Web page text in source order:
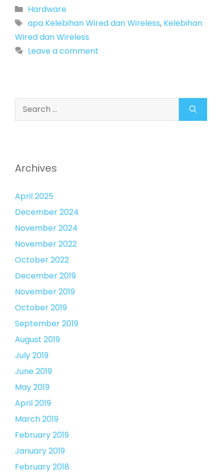
Categories
Hardware
Tags
apa Kelebihan Wired dan Wireless, Kelebihan
Wired dan Wireless
Leave a comment
for:
Archives
April 2025
December 2024
November 2024
November 2022
October 2022
December 2019
November 2019
October 2019
September 2019
August 2019
July 2019
June 2019
May 2019
April 2019
March 2019
February 2019
January 2019
February 2018